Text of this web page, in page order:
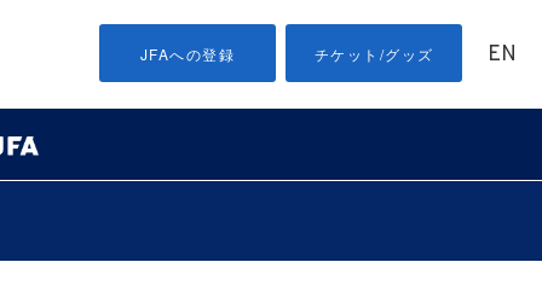
JFAへの登録 チケット/グッズ EN